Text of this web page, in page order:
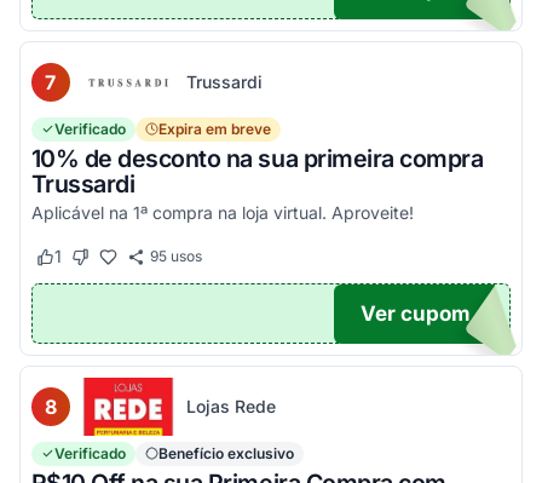
7 Trussardi
Verificado Expira em breve
10% de desconto na sua primeira compra
Trussardi
Aplicável na 1ª compra na loja virtual. Aproveite!
Este cupom funcionou
1 Este cupom não funcionou
95usos
OM10
Ver cupom
8 Lojas Rede
Verificado Benefício exclusivo